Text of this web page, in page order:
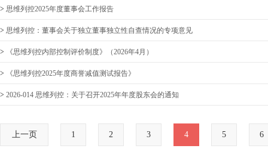
> 思维列控2025年度董事会工作报告
> 思维列控：董事会关于独立董事独立性自查情况的专项意见
> 《思维列控内部控制评价制度》（2026年4月）
> 《思维列控2025年度商誉减值测试报告》
> 2026-014 思维列控：关于召开2025年年度股东会的通知
上一页 1 2 3 4 5 6